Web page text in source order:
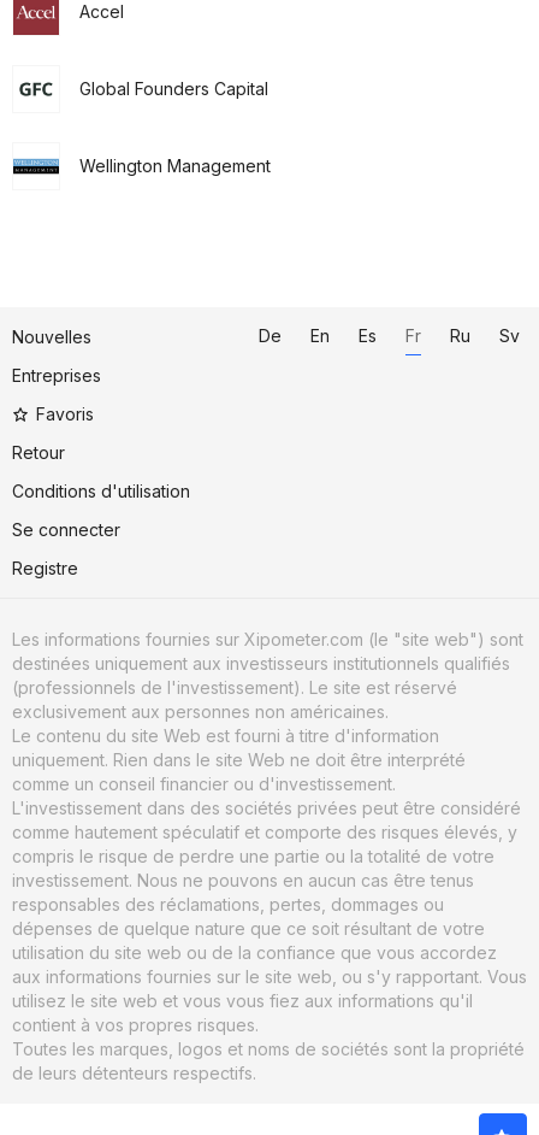
Accel
Global Founders Capital
Wellington Management
Nouvelles
Entreprises
Favoris
Retour
Conditions d'utilisation
Se connecter
Registre
De En Es Fr Ru Sv
Les informations fournies sur Xipometer.com (le "site web") sont
destinées uniquement aux investisseurs institutionnels qualifiés
(professionnels de l'investissement). Le site est réservé
exclusivement aux personnes non américaines.
Le contenu du site Web est fourni à titre d'information
uniquement. Rien dans le site Web ne doit être interprété
comme un conseil financier ou d'investissement.
L'investissement dans des sociétés privées peut être considéré
comme hautement spéculatif et comporte des risques élevés, y
compris le risque de perdre une partie ou la totalité de votre
investissement. Nous ne pouvons en aucun cas être tenus
responsables des réclamations, pertes, dommages ou
dépenses de quelque nature que ce soit résultant de votre
utilisation du site web ou de la confiance que vous accordez
aux informations fournies sur le site web, ou s'y rapportant. Vous
utilisez le site web et vous vous fiez aux informations qu'il
contient à vos propres risques.
Toutes les marques, logos et noms de sociétés sont la propriété
de leurs détenteurs respectifs.